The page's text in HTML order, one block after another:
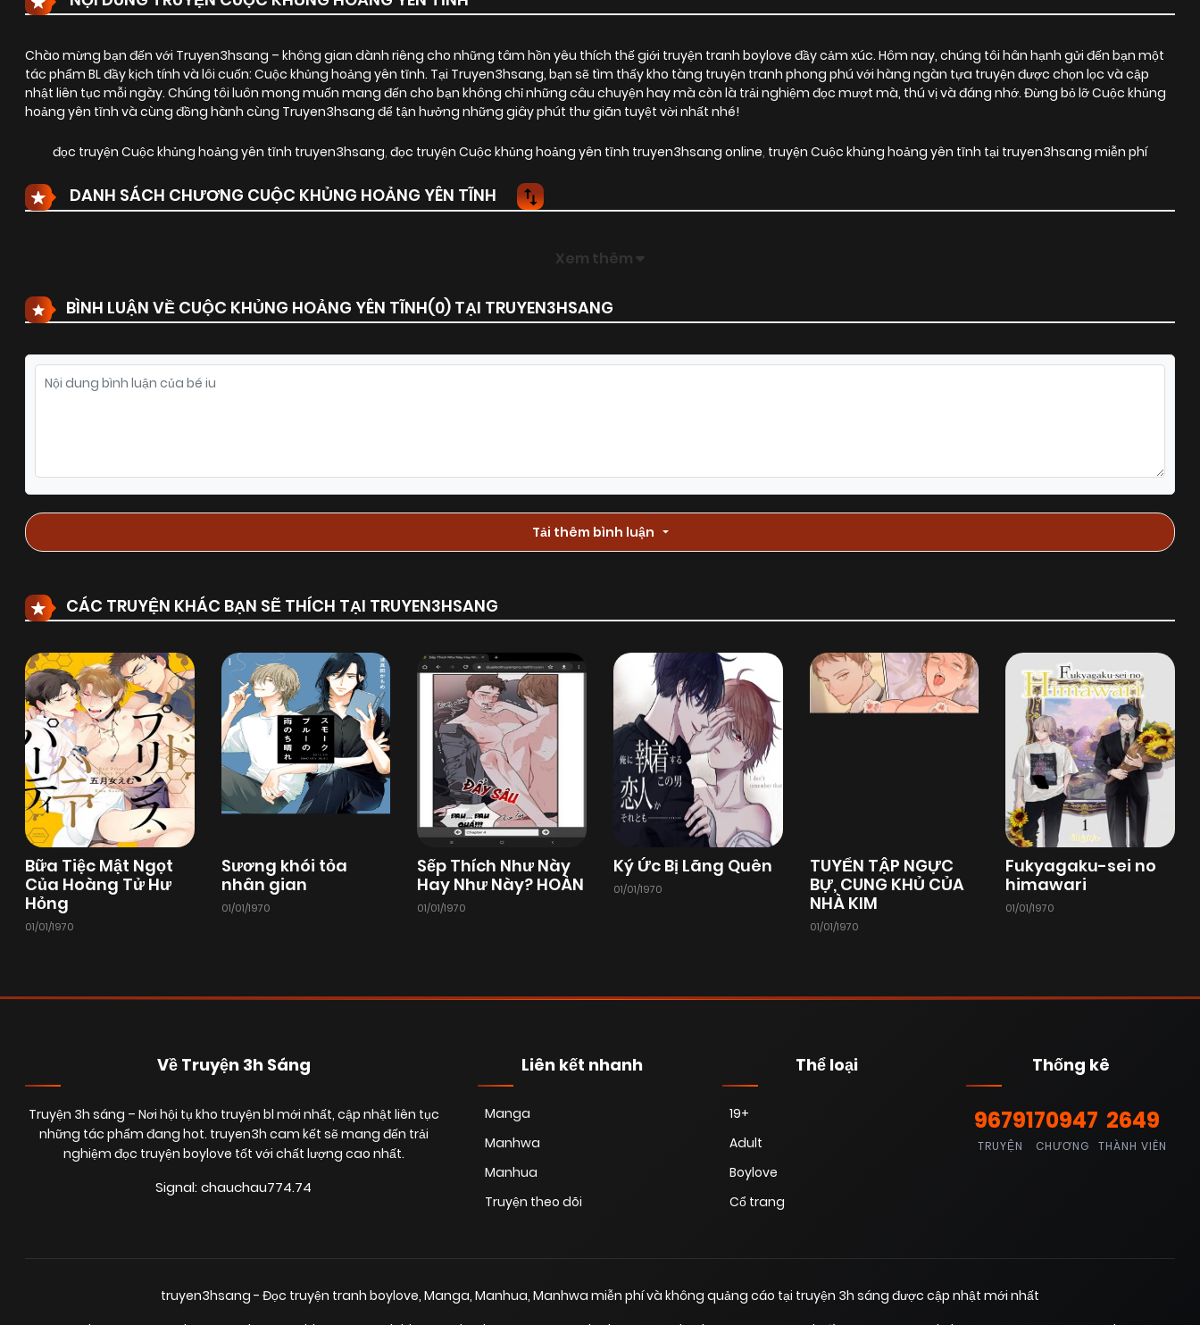
Chào mừng bạn đến với Truyen3hsang – không gian dành riêng cho những tâm hồn yêu thích thế giới truyện tranh boylove đầy cảm xúc. Hôm nay, chúng tôi hân hạnh gửi đến bạn một
tác phẩm BL đầy kịch tính và lôi cuốn: Cuộc khủng hoảng yên tĩnh. Tại Truyen3hsang, bạn sẽ tìm thấy kho tàng truyện tranh phong phú với hàng ngàn tựa truyện được chọn lọc và cập
nhật liên tục mỗi ngày. Chúng tôi luôn mong muốn mang đến cho bạn không chỉ những câu chuyện hay mà còn là trải nghiệm đọc mượt mà, thú vị và đáng nhớ. Đừng bỏ lỡ Cuộc khủng
hoảng yên tĩnh và cùng đồng hành cùng Truyen3hsang để tận hưởng những giây phút thư giãn tuyệt vời nhất nhé!
đọc truyện Cuộc khủng hoảng yên tĩnh truyen3hsang, đọc truyện Cuộc khủng hoảng yên tĩnh truyen3hsang online, truyện Cuộc khủng hoảng yên tĩnh tại truyen3hsang miễn phí
DANH SÁCH CHƯƠNG CUỘC KHỦNG HOẢNG YÊN TĨNH
Xem thêm
BÌNH LUẬN VỀ CUỘC KHỦNG HOẢNG YÊN TĨNH(0) TẠI TRUYEN3HSANG
Tải thêm bình luận
CÁC TRUYỆN KHÁC BẠN SẼ THÍCH TẠI TRUYEN3HSANG
Bữa Tiệc Mật Ngọt
Của Hoàng Tử Hư
Hỏng
01/01/1970
Sương khói tỏa
nhân gian
01/01/1970
Sếp Thích Như Này
Hay Như Này? HOÀN
01/01/1970
Ký Ức Bị Lãng Quên
01/01/1970
TUYỂN TẬP NGỰC
BỰ, CUNG KHỦ CỦA
NHÀ KIM
01/01/1970
Fukyagaku-sei no
himawari
01/01/1970
Về Truyện 3h Sáng
Truyện 3h sáng – Nơi hội tụ kho truyện bl mới nhất, cập nhật liên tục
những tác phẩm đang hot. truyen3h cam kết sẽ mang đến trải
nghiệm đọc truyện boylove tốt với chất lượng cao nhất.
Signal: chauchau774.74
Liên kết nhanh
Manga
Manhwa
Manhua
Truyện theo dõi
Thể loại
19+
Adult
Boylove
Cổ trang
Thống kê
9679
TRUYỆN
170947
CHƯƠNG
2649
THÀNH VIÊN
truyen3hsang - Đọc truyện tranh boylove, Manga, Manhua, Manhwa miễn phí và không quảng cáo tại truyện 3h sáng được cập nhật mới nhất